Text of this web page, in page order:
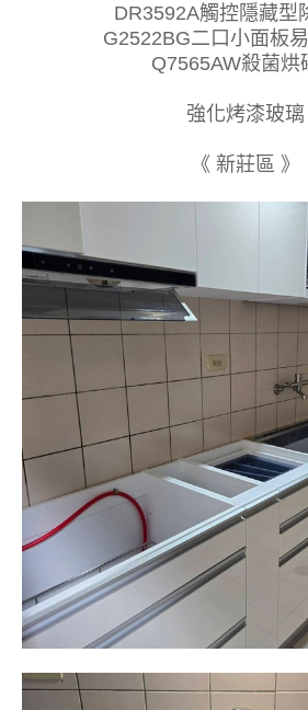
DR3592A觸控隱藏型
G2522BG二口小面板
Q7565AW殺菌烘
強化烤漆玻璃
《 新莊區 》